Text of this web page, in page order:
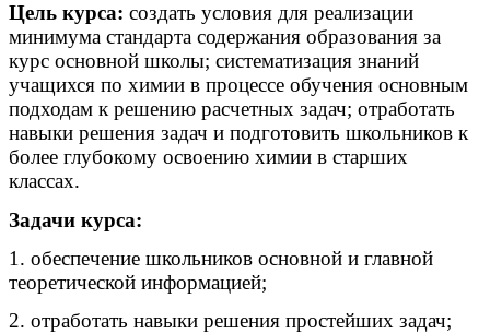
Цель курса: создать условия для реализации
минимума стандарта содержания образования за
курс основной школы; систематизация знаний
учащихся по химии в процессе обучения основным
подходам к решению расчетных задач; отработать
навыки решения задач и подготовить школьников к
более глубокому освоению химии в старших
классах.
Задачи курса:
1. обеспечение школьников основной и главной
теоретической информацией;
2. отработать навыки решения простейших задач;